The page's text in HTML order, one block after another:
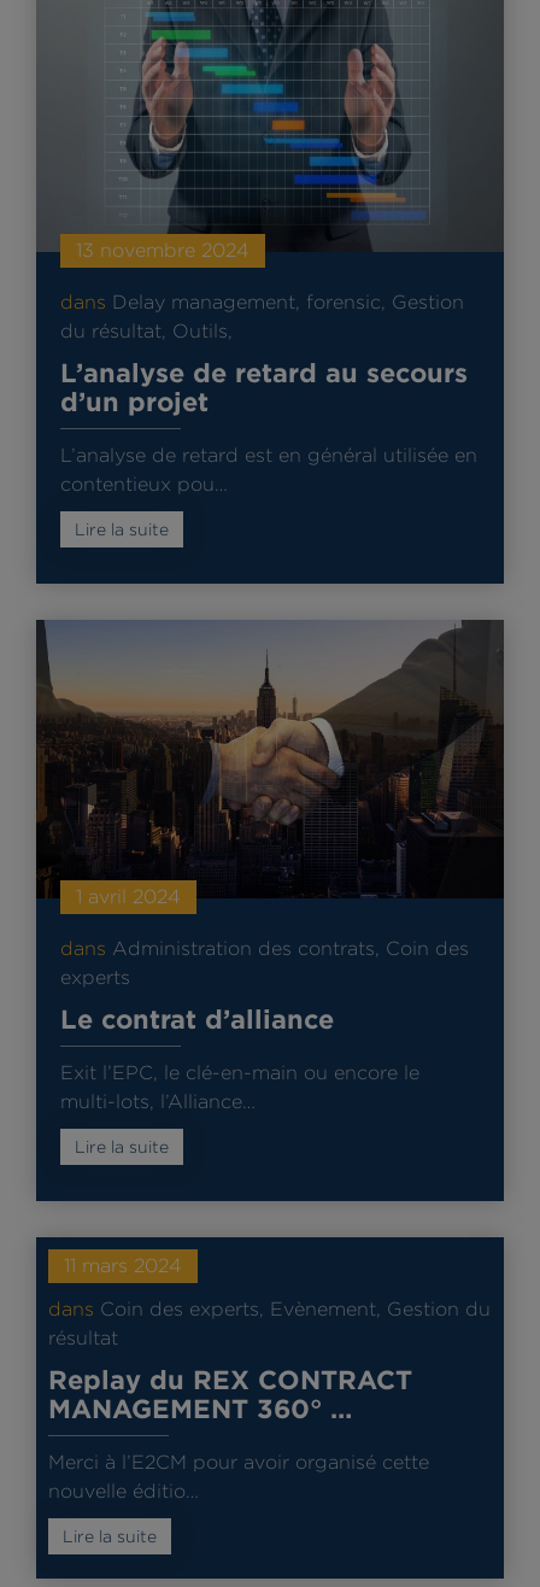
13 novembre 2024
dans Delay management forensic
Gestion
du résultat Outils
L’analyse de retard au secours
d’un projet
L’analyse de retard est en général utilisée en
contentieux pou…
Lire la suite
1 avril 2024
dans Administration des contrats
Coin des
experts
Le contrat d’alliance
Exit l’EPC, le clé-en-main ou encore le
multi-lots, l’Alliance…
Lire la suite
11 mars 2024
dans Coin des experts Evènement Gestion du
résultat
Replay du REX CONTRACT
MANAGEMENT 360° …
Merci à l’E2CM pour avoir organisé cette
nouvelle éditio…
Lire la suite